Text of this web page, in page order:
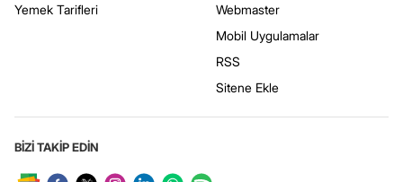
Yemek Tarifleri
Webmaster
Mobil Uygulamalar
RSS
Sitene Ekle
BİZİ TAKİP EDİN